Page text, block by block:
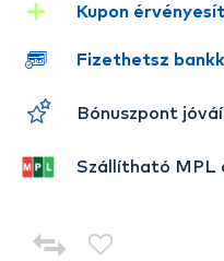
Kupon
Fizethetsz
Bónuszpont
Szállítható MPL